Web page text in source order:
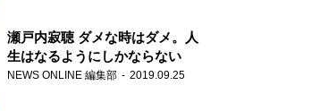
瀬戸内寂聴 ダメな時はダメ。人
生はなるようにしかならない
NEWS ONLINE 編集部 2019.09.25